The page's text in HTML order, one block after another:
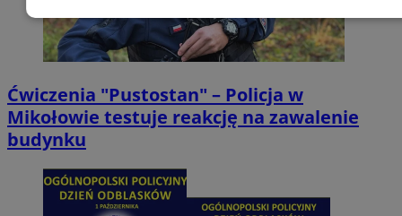
Ćwiczenia "Pustostan" – Policja w
Mikołowie testuje reakcję na zawalenie
budynku
Niezbędne Wydajność
Funkcjonalność